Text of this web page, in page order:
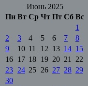
Июнь 2025
Пн Вт Ср Чт Пт Сб Вс
1
2
3 4 5 6 7
8
9
10 11 12 13 14 15
16 17 18 19 20 21
22
23 24 25 26 27 28 29
30